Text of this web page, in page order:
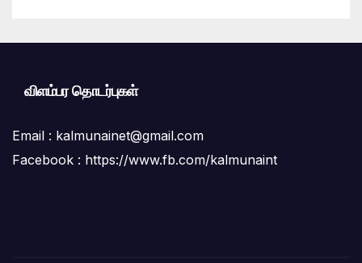
விளம்பர தொடர்புகள்
Email : kalmunainet@gmail.com
Facebook : https://www.fb.com/kalmunaint